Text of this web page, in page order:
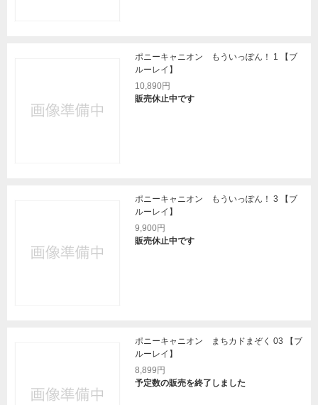
ポニーキャニオン もういっぽん！ 1 【ブ
ルーレイ】
10,890円
販売休止中です
ポニーキャニオン もういっぽん！ 3 【ブ
ルーレイ】
9,900円
販売休止中です
ポニーキャニオン まちカドまぞく 03 【ブ
ルーレイ】
8,899円
予定数の販売を終了しました